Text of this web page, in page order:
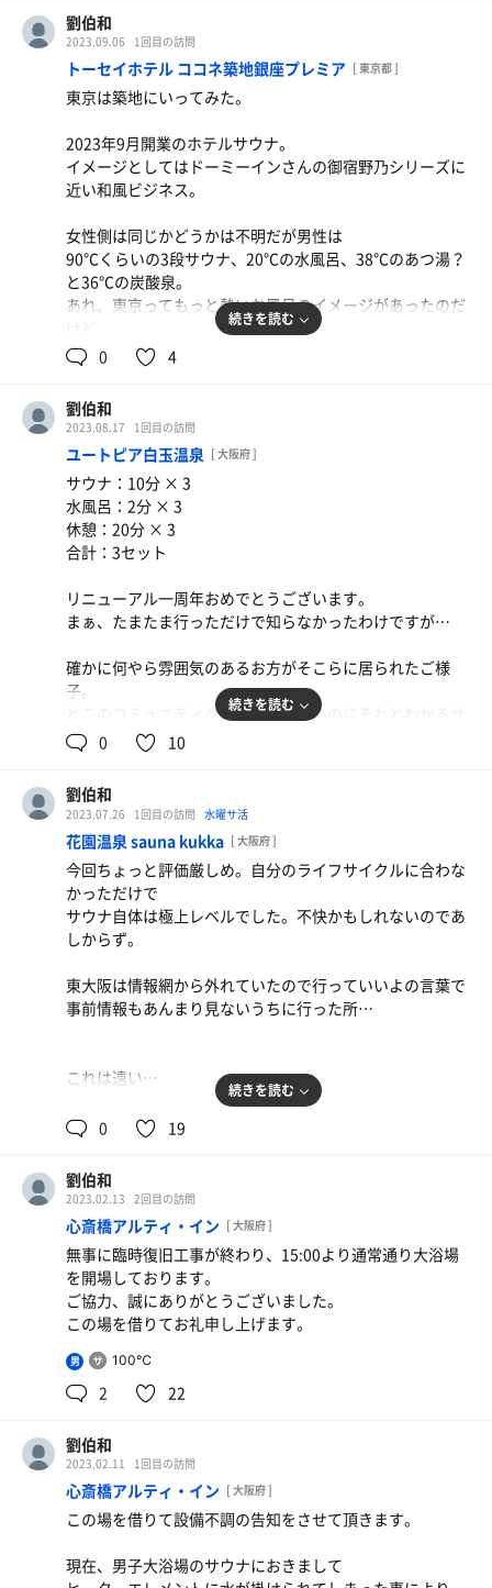
水風呂に氷を入れてくれるようだが多分18℃くらいで氷は
溶け切っている為、
こっちはそんなに気にしなくても良い。
生姜由来だし、
生姜の砂糖菓子のようなものまであって生姜水で補給。
口の中が少し辛い状態でサウナで焼かれる生姜焼き達。
焼いた肉は整いスペースで休ませる。ハンモックとか屋外
とか、火の通りくらいで休む場所を変えられるのも良き。
仕込みされてるって全員が思うんだろうな。
で、そりゃあここまで仕込みをされたら生姜焼きが美味い
に決まっているんですと。
割と卑怯な部類のお膳立てなのに
出てくる生姜焼きがもう一回裏切って来て超絶美味い。
プロではないがセミプロ程度に普段から料理はする…生姜
焼きなんて何回作った事か。
タモリ直伝だとかイシバシレシピだとかも何度も作って
る。
があるだけでこんなに化けますか。知らんかったわ。
伏線回収された感じの驚きと共に満足しました。
東京行くときは是非。
④については物凄く失礼だが
…満ち足りている旅館に引きこもる前提なら凄まじい好条
件。
こんなもん有馬とかの有名エリアにあったらインバウンド
③の塩化物泉（しかも海臭さも無い）というのもレア条件
まで揃ってるなんてそうそうない。
たる。
で、河豚。 山口下関だもんな。そりゃあ河豚が美味い。
当然の様に超高級旅館で、配膳のスタッフの教育もバスの
配送のおじさんの快さもばっちり。
連れてくる超絶高級秘宿になっててもおかしくないのに、
伸ばせば手が届くレベルの料金帯。
④。④が原因なんだろうな。どうしようもなく寂しい街が
とんでもないクオリティを塗りつぶしている。
インバウンドに河豚がゲテモノ扱いされなくなった頃、い
きなり石川の加賀屋レベルの評価を受けそうなホテルでし
た。
劉伯和
2023.09.06 1回目の訪問
トーセイホテル ココネ築地銀座プレミア [ 東京都 ]
東京は築地にいってみた。
2023年9月開業のホテルサウナ。
イメージとしてはドーミーインさんの御宿野乃シリーズに
近い和風ビジネス。
女性側は同じかどうかは不明だが男性は
90℃くらいの3段サウナ、20℃の水風呂、38℃のあつ湯？
と36℃の炭酸泉。
あれ、東京ってもっと熱いお風呂のイメージがあったのだ
…まさかのぬる湯と超ぬる湯。
インバウンドはそんなに高温は好まないので寄せているの
だろうか。
サウナーはしっかりサウナで温まるので棲み分けなのかも
しれない。
サウナは92℃くらいのドライサウナで、今後ロウリュウが
期待できるらしい。
ていて
40（＝℃を表すボタン）の所が前カランにおいて47℃くら
要注意。
続きを読む
0 4
劉伯和
2023.08.17 1回目の訪問
ユートピア白玉温泉 [ 大阪府 ]
サウナ：10分 × 3
水風呂：2分 × 3
休憩：20分 × 3
合計：3セット
リニューアル一周年おめでとうございます。
まぁ、たまたま行っただけで知らなかったわけですが…
確かに何やら雰囲気のあるお方がそこらに居られたご様
子。
どこのコミュニティなのか分からないのにそれとわかるサ
ウナ歴戦の方々。
マナー良いんですな、サウナ庫内では無言だったのに
服着てる間はにこやかに集まって談笑されている。
相変わらずの高温調整、なのに常時湿気もわもわではな
い。
汗が抜けやすく、不快じゃない。人の入れ替わりまで想定
しているような出力。
水風呂に定期的に流れ込む氷は思ったほど強冷ではないの
だけどなんかワクワクする。
する。
ととのいスペースは「出来る限り併設が良い」とされてい
いうものなのに。
銭湯だからだろうな、これがサウナ施設です！！とか言っ
てる施設なら醒めるはずなのに。がんばらはったなーとプ
余計に座った時の満足感を引き上げる。
帰りに同じ都島の国産ハイボール専門店に行こう！と思っ
てたら
思いのほか遠くて途中で断念。ほぼ対極の位置にある様
だ。電車の乗換すら遠い。
ユートピア出て真正面の自販機のCHILLOUTで妥協。まぁ
これもまた良し。
続きを読む
0 10
劉伯和
2023.07.26 1回目の訪問 水曜サ活
花園温泉 sauna kukka [ 大阪府 ]
今回ちょっと評価厳しめ。自分のライフサイクルに合わな
かっただけで
サウナ自体は極上レベルでした。不快かもしれないのであ
しからず。
東大阪は情報網から外れていたので行っていいよの言葉で
事前情報もあんまり見ないうちに行った所…
これは遠い…
東花園からも、新石切からも中々遠い。徒歩は向いていな
というのも気温が35℃であるからで、別に足が疲れるほど
ではない
問題はタクシーが居ない事。帰りに至っては迎車料金上乗
せでもHITせず。
もはやサウナいらないんじゃないか説が浮かびながら汗だ
くで着いた薄緑色の施設。
…入口なんでこっち向いてるんだろ？高速側からはただの
箱施設ではないのだろうか。
などと疑問に思いつつ、お支払い。
1,000円
（+プライベートサウナは利用料）
これは良心的だ。スーパー銭湯として、ビジネスモデルと
してはとても上手い。
通常が混めば混むほど専用フロアの価値は上がるし、個室
続きを読む
0 19
劉伯和
2023.02.13 2回目の訪問
心斎橋アルティ・イン [ 大阪府 ]
無事に臨時復旧工事が終わり、15:00より通常通り大浴場
を開場しております。
ご協力、誠にありがとうございました。
この場を借りてお礼申し上げます。
男 100℃
2 22
劉伯和
2023.02.11 1回目の訪問
心斎橋アルティ・イン [ 大阪府 ]
この場を借りて設備不調の告知をさせて頂きます。
現在、男子大浴場のサウナにおきまして